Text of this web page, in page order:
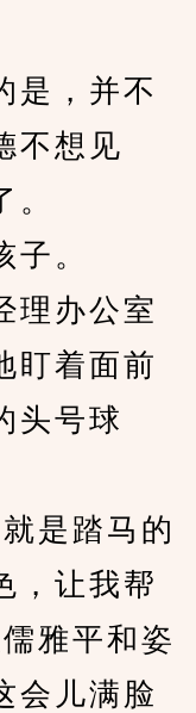
，并不
不想见
。
办公室
盯着面前
头号球
是踏马的
，让我帮
雅平和姿
会儿满脸